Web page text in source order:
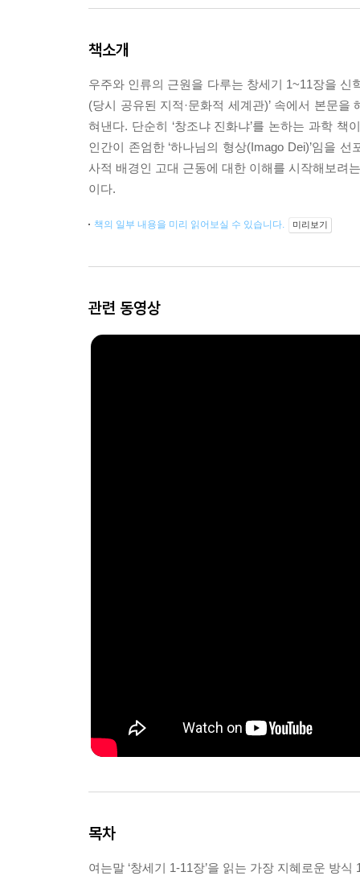
책소개
우주와 인류의 근원을 다루는 창세기 1~11장을
(당시 공유된 지적·문화적 세계관)’ 속에서 본문
혀낸다. 단순히 ‘창조냐 진화냐’를 논하는 과학
인간이 존엄한 ‘하나님의 형상(Imago Dei)’임을
사적 배경인 고대 근동에 대한 이해를 시작해보려
이다.
책의 일부 내용을 미리 읽어보실 수 있습니다. 미리보기
관련 동영상
목차
여는말 ‘창세기 1-11장’을 읽는 가장 지혜로운 방식